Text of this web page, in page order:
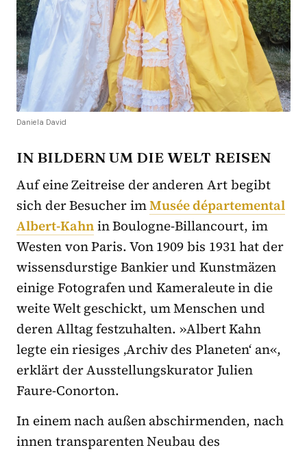
Daniela David
IN BILDERN UM DIE WELT REISEN
Auf eine Zeitreise der anderen Art begibt
sich der Besucher imMusée départemental
Albert-Kahnin Boulogne-Billancourt, im
Westen von Paris. Von 1909 bis 1931 hat der
wissensdurstige Bankier und Kunstmäzen
einige Fotografen und Kameraleute in die
weite Welt geschickt, um Menschen und
deren Alltag festzuhalten. »Albert Kahn
legte ein riesiges ‚Archiv des Planeten‘ an«,
erklärt der Ausstellungskurator Julien
Faure-Conorton.
In einem nach außen abschirmenden, nach
innen transparenten Neubau des